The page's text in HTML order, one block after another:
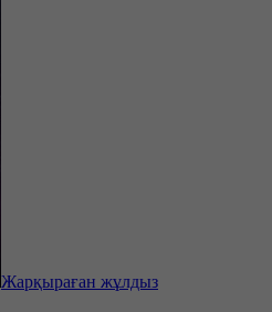
Жарқыраған жұлдыз